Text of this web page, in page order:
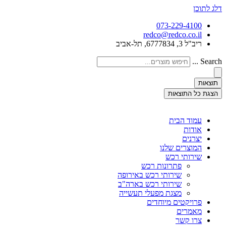
דלג לתוכן
073-229-4100
redco@redco.co.il
ריב"ל 3, 6777834, תל-אביב
Search ...
תוצאות
הצגת כל התוצאות
עמוד הבית
אודות
יצרנים
המוצרים שלנו
שירותי רכש
פתרונות רכש
שירותי רכש באירופה
שירותי רכש בארה"ב
מצגת מפעלי תעשייה
פרויקטים מיוחדים
מאמרים
צרו קשר